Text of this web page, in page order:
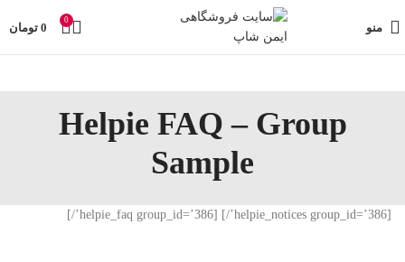
منو
0
0 تومان
Helpie FAQ – Group
Sample
[helpie_notices group_id=’386’/] [helpie_faq group_id=’386’/]
راحت خرید کنید در صورت مشکل حتما با پشتیبانی فروشگاه